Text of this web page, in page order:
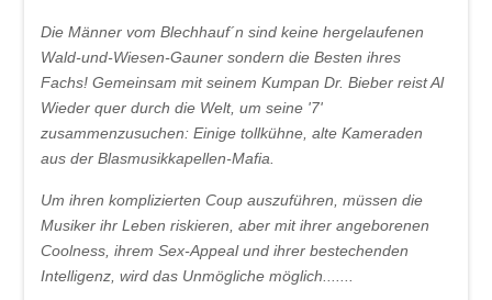
Die Männer vom Blechhauf´n sind keine hergelaufenen
Wald-und-Wiesen-Gauner sondern die Besten ihres
Fachs! Gemeinsam mit seinem Kumpan Dr. Bieber reist Al
Wieder quer durch die Welt, um seine '7'
zusammenzusuchen: Einige tollkühne, alte Kameraden
aus der Blasmusikkapellen-Mafia.
Um ihren komplizierten Coup auszuführen, müssen die
Musiker ihr Leben riskieren, aber mit ihrer angeborenen
Coolness, ihrem Sex-Appeal und ihrer bestechenden
Intelligenz, wird das Unmögliche möglich.......